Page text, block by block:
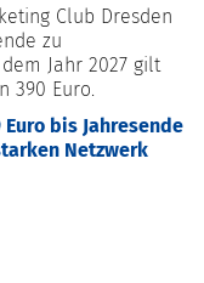
Club Dresden
zu
Jahr 2027 gilt
390 Euro.
bis Jahresende
Netzwerk